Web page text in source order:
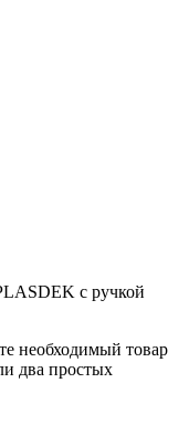
с ручкой
необходимый товар
два простых